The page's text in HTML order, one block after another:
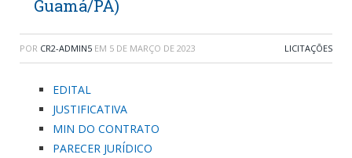
Guamá/PA)
POR CR2-ADMIN5 EM 5 DE MARÇO DE 2023 LICITAÇÕES
EDITAL
JUSTIFICATIVA
MIN DO CONTRATO
PARECER JURÍDICO